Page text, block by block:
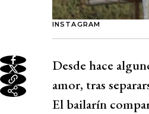
INSTAGRAM
Desde hace
amor, tras
El bailarín